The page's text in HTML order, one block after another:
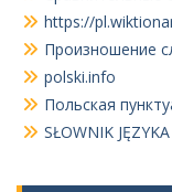
https://
Произношение
polski.info
Польская
SŁOWNIK